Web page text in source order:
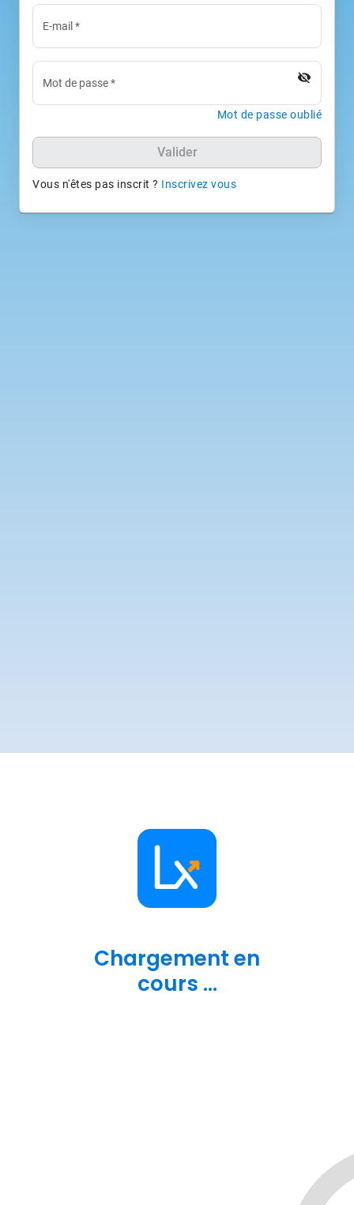
E-mail *
Mot de passe* visibility_off
Mot de passe oublié
Valider
Vous n'êtes pas inscrit ? Inscrivez vous
Chargement en
cours ...